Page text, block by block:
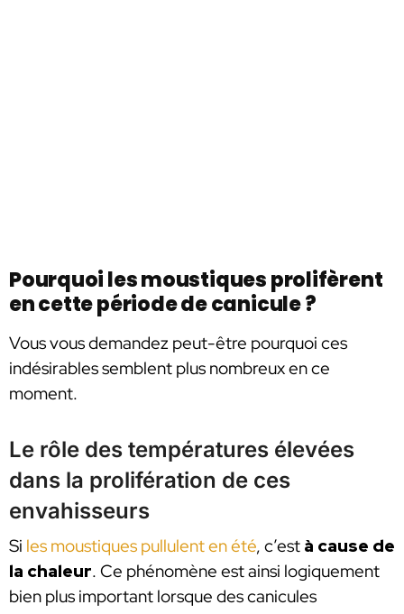
Pourquoi les moustiques prolifèrent
en cette période de canicule ?
Vous vous demandez peut-être pourquoi ces
indésirables semblent plus nombreux en ce
moment.
Le rôle des températures élevées
dans la prolifération de ces
envahisseurs
Si les moustiques pullulent en été, c’est à cause de
la chaleur. Ce phénomène est ainsi logiquement
bien plus important lorsque des canicules